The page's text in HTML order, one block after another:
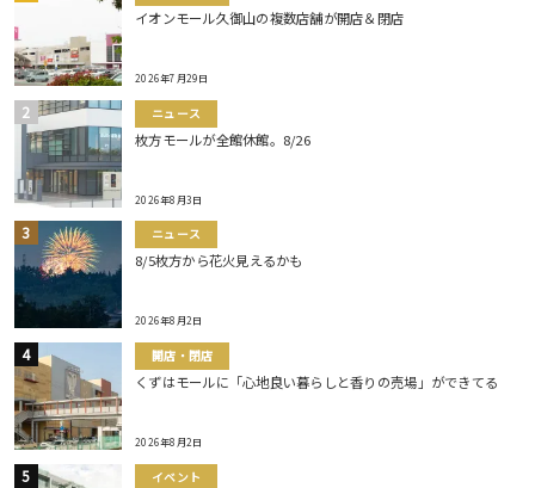
イオンモール久御山の複数店舗が開店＆閉店
2026年7月29日
ニュース
枚方モールが全館休館。8/26
2026年8月3日
ニュース
8/5枚方から花火見えるかも
2026年8月2日
開店・閉店
くずはモールに「心地良い暮らしと香りの売場」ができてる
2026年8月2日
イベント